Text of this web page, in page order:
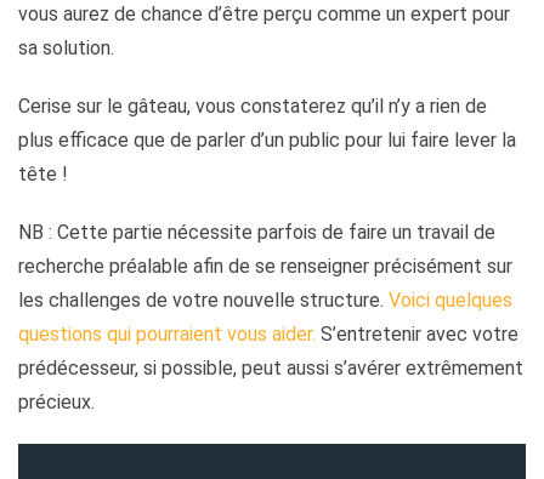
vous aurez de chance d’être perçu comme un expert pour
sa solution.
Cerise sur le gâteau, vous constaterez qu’il n’y a rien de
plus efficace que de parler d’un public pour lui faire lever la
tête !
NB : Cette partie nécessite parfois de faire un travail de
recherche préalable afin de se renseigner précisément sur
les challenges de votre nouvelle structure. Voici quelques
questions qui pourraient vous aider. S’entretenir avec votre
prédécesseur, si possible, peut aussi s’avérer extrêmement
précieux.